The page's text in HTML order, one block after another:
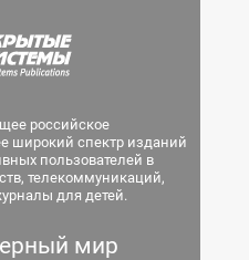
российское
широкий спектр изданий
пользователей в
телекоммуникаций,
для детей.
мир